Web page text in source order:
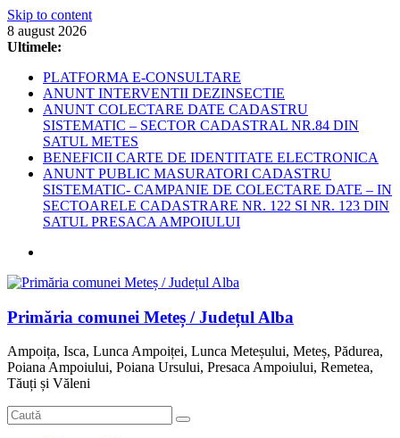
Skip to content
8 august 2026
Ultimele:
PLATFORMA E-CONSULTARE
ANUNT INTERVENTII DEZINSECTIE
ANUNT COLECTARE DATE CADASTRU
SISTEMATIC – SECTOR CADASTRAL NR.84 DIN
SATUL METES
BENEFICII CARTE DE IDENTITATE ELECTRONICA
ANUNT PUBLIC MASURATORI CADASTRU
SISTEMATIC- CAMPANIE DE COLECTARE DATE – IN
SECTOARELE CADASTRARE NR. 122 SI NR. 123 DIN
SATUL PRESACA AMPOIULUI
Primăria comunei Meteș / Județul Alba
Ampoița, Isca, Lunca Ampoiței, Lunca Meteșului, Meteș, Pădurea,
Poiana Ampoiului, Poiana Ursului, Presaca Ampoiului, Remetea,
Tăuți și Văleni